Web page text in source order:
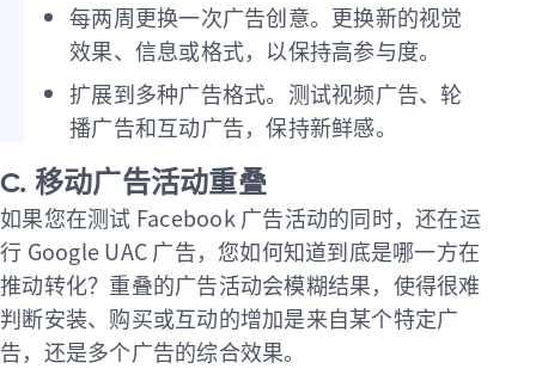
每两周更换一次广告创意。更换新的视觉
效果、信息或格式，以保持高参与度。
扩展到多种广告格式。测试视频广告、轮
播广告和互动广告，保持新鲜感。
C. 移动广告活动重叠
如果您在测试 Facebook 广告活动的同时，还在运
行 Google UAC 广告，您如何知道到底是哪一方在
推动转化？重叠的广告活动会模糊结果，使得很难
判断安装、购买或互动的增加是来自某个特定广
告，还是多个广告的综合效果。